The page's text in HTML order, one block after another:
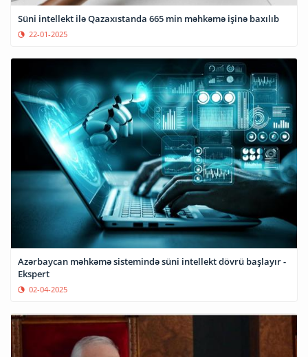
Süni intellekt ilə Qazaxıstanda 665 min məhkəmə işinə baxılıb
22-01-2025
Azərbaycan məhkəmə sistemində süni intellekt dövrü başlayır -
Ekspert
02-04-2025